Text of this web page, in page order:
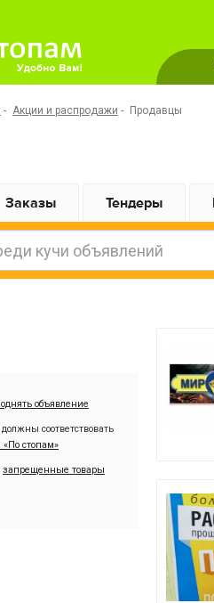
- Акции и распродажи - Продавцы
Заказы Тендеры
объявление
соответствовать
стопам»
запрещенные товары